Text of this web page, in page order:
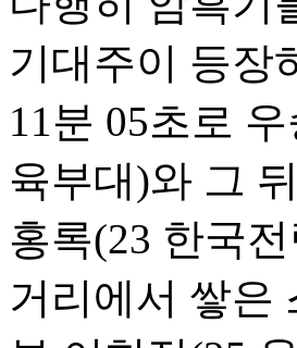
기대주이 등장
11분 05초로
육부대)와 그
홍록(23 한국
거리에서 쌓은